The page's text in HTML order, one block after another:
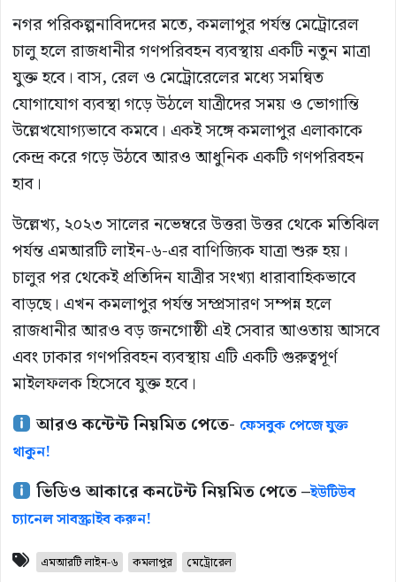
নগর পরিকল্পনাবিদদের মতে, কমলাপুর পর্যন্ত মেট্রোরেল
চালু হলে রাজধানীর গণপরিবহন ব্যবস্থায় একটি নতুন মাত্রা
যুক্ত হবে। বাস, রেল ও মেট্রোরেলের মধ্যে সমন্বিত
যোগাযোগ ব্যবস্থা গড়ে উঠলে যাত্রীদের সময় ও ভোগান্তি
উল্লেখযোগ্যভাবে কমবে। একই সঙ্গে কমলাপুর এলাকাকে
কেন্দ্র করে গড়ে উঠবে আরও আধুনিক একটি গণপরিবহন
হাব।
উল্লেখ্য, ২০২৩ সালের নভেম্বরে উত্তরা উত্তর থেকে মতিঝিল
পর্যন্ত এমআরটি লাইন-৬-এর বাণিজ্যিক যাত্রা শুরু হয়।
চালুর পর থেকেই প্রতিদিন যাত্রীর সংখ্যা ধারাবাহিকভাবে
বাড়ছে। এখন কমলাপুর পর্যন্ত সম্প্রসারণ সম্পন্ন হলে
রাজধানীর আরও বড় জনগোষ্ঠী এই সেবার আওতায় আসবে
এবং ঢাকার গণপরিবহন ব্যবস্থায় এটি একটি গুরুত্বপূর্ণ
মাইলফলক হিসেবে যুক্ত হবে।
আরও কন্টেন্ট নিয়মিত পেতে- ফেসবুক পেজে যুক্ত
থাকুন!
ভিডিও আকারে কনটেন্ট নিয়মিত পেতে –ইউটিউব
চ্যানেল সাবস্ক্রাইব করুন!
এমআরটি লাইন-৬ কমলাপুর মেট্রোরেল